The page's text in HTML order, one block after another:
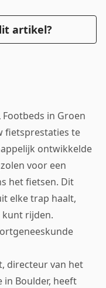
artikel?
Footbeds in Groen
fietsprestaties te
ontwikkelde
voor een
het fietsen. Dit
elke trap haalt,
rijden.
directeur van het
in Boulder, heeft